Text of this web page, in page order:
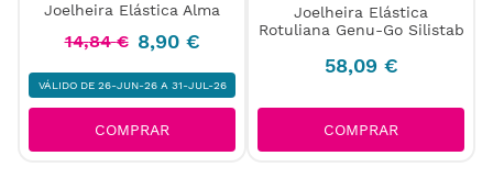
Joelheira Elástica Alma
14,84 € 8,90 €
VÁLIDO DE 26-JUN-26 A 31-JUL-26
COMPRAR
Joelheira Elástica
Rotuliana Genu-Go Silistab
58,09 €
COMPRAR